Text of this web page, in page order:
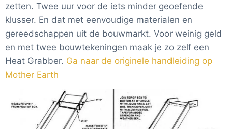
zetten. Twee uur voor de iets minder geoefende
klusser. En dat met eenvoudige materialen en
gereedschappen uit de bouwmarkt. Voor weinig geld
en met twee bouwtekeningen maak je zo zelf een
Heat Grabber. Ga naar de originele handleiding op
Mother Earth